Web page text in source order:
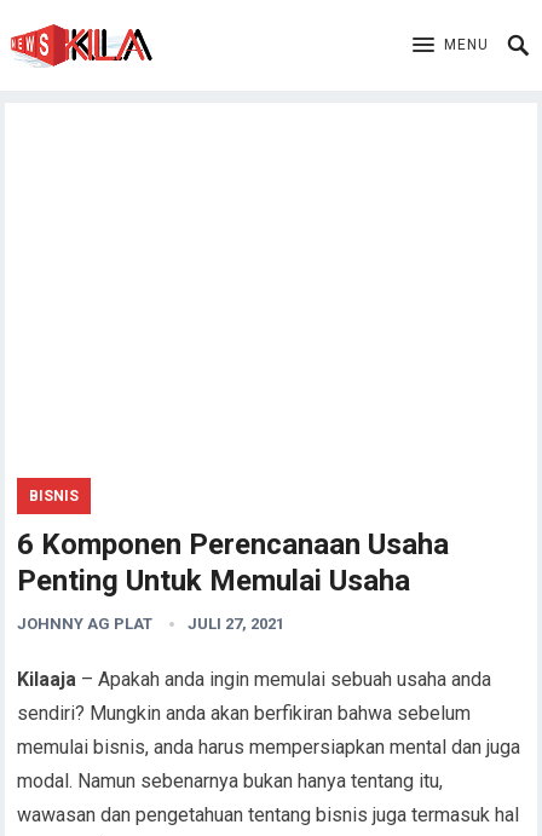
MENU
BISNIS
6 Komponen Perencanaan Usaha
Penting Untuk Memulai Usaha
JOHNNY AG PLAT JULI 27, 2021
Kilaaja – Apakah anda ingin memulai sebuah usaha anda
sendiri? Mungkin anda akan berfikiran bahwa sebelum
memulai bisnis, anda harus mempersiapkan mental dan juga
modal. Namun sebenarnya bukan hanya tentang itu,
wawasan dan pengetahuan tentang bisnis juga termasuk hal